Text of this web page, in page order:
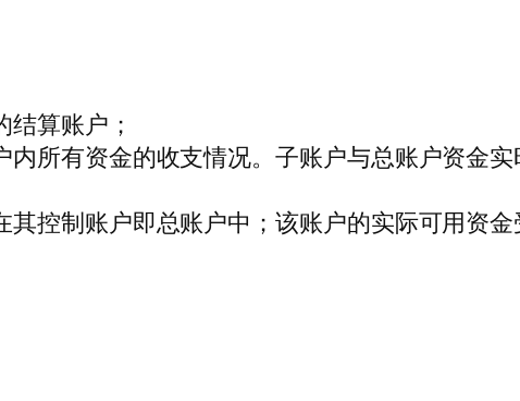
算账户；
所有资金的收支情况。子账户与总账户资金
控制账户即总账户中；该账户的实际可用资